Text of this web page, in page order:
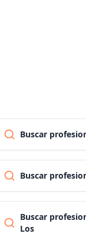
Buscar
Buscar
Buscar
Los